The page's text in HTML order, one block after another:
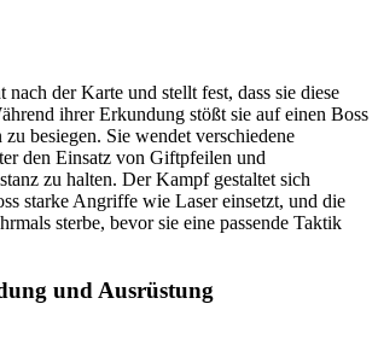
nach der Karte und stellt fest, dass sie diese
ihrer Erkundung stößt sie auf einen Boss
besiegen. Sie wendet verschiedene
den Einsatz von Giftpfeilen und
zu halten. Der Kampf gestaltet sich
starke Angriffe wie Laser einsetzt, und die
sterbe, bevor sie eine passende Taktik
und Ausrüstung